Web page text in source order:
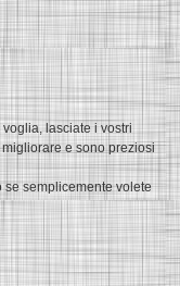
lasciate i vostri
e sono preziosi
se semplicemente volete